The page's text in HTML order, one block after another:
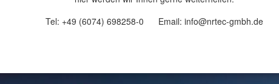
Tel: +49 (6074) 698258-0 Email: info@nrtec-gmbh.de